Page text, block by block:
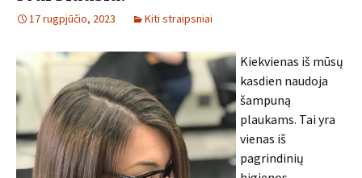
17 rugpjūčio, 2023 Kiti straipsniai
Kiekvienas iš mūsų
kasdien naudoja
šampuną
plaukams. Tai yra
vienas iš
pagrindinių